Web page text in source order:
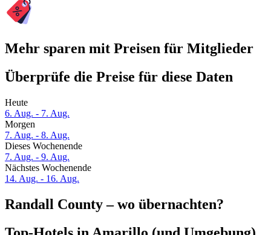
Mehr sparen mit Preisen für Mitglieder
Überprüfe die Preise für diese Daten
Heute
6. Aug. - 7. Aug.
Morgen
7. Aug. - 8. Aug.
Dieses Wochenende
7. Aug. - 9. Aug.
Nächstes Wochenende
14. Aug. - 16. Aug.
Randall County – wo übernachten?